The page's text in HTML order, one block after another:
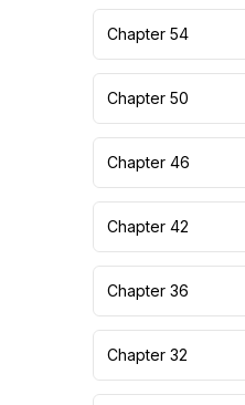
Chapter 54
Chapter 50
Chapter 46
Chapter 42
Chapter 36
Chapter 32